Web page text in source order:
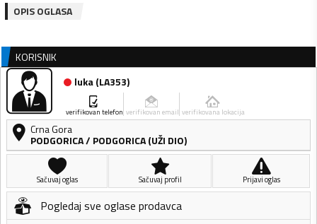
OPIS OGLASA
KORISNIK
luka(LA353)
verifikovan telefon verifikovan email verifikovana lokacija
Crna Gora
PODGORICA/ PODGORICA (UŽI DIO)
Sačuvaj oglas Sačuvaj profil Prijavi oglas
Pogledaj sve oglase prodavca